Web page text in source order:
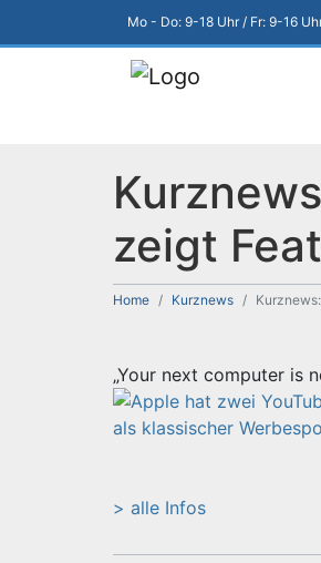
Mo - Do: 9-18 Uhr / Fr: 9-16
zeigt
Home Kurznews
„Your next computer is
> alle Infos